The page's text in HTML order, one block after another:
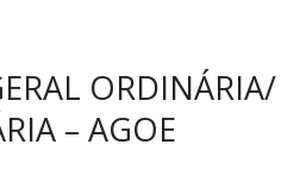
ORDINÁRIA/
– AGOE